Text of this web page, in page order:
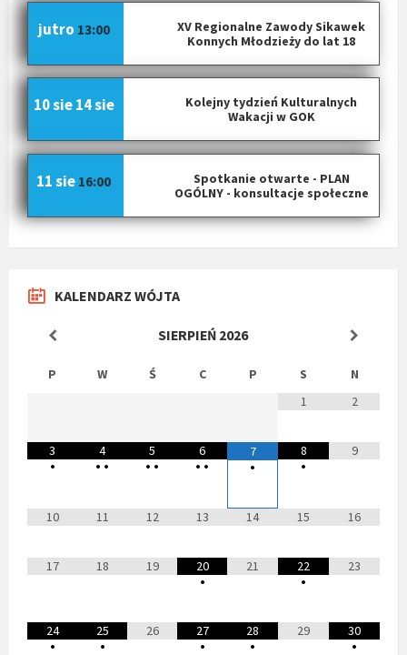
XV Regionalne Zawody Sikawek
Konnych Młodzieży do lat 18
jutro 13:00
Kolejny tydzień Kulturalnych
Wakacji w GOK
10 sie 14 sie
Spotkanie otwarte - PLAN
OGÓLNY - konsultacje społeczne
11 sie 16:00
KALENDARZ WÓJTA
SIERPIEŃ 2026
P W Ś C P S
N
1
2
3
•
4
• •
5
• •
6
• •
7
•
8
•
9
10 11 12 13 14 15 16
17 18 19
20
•
21
22
•
23
24
•
25
•
26
27
•
28
•
29
30
•